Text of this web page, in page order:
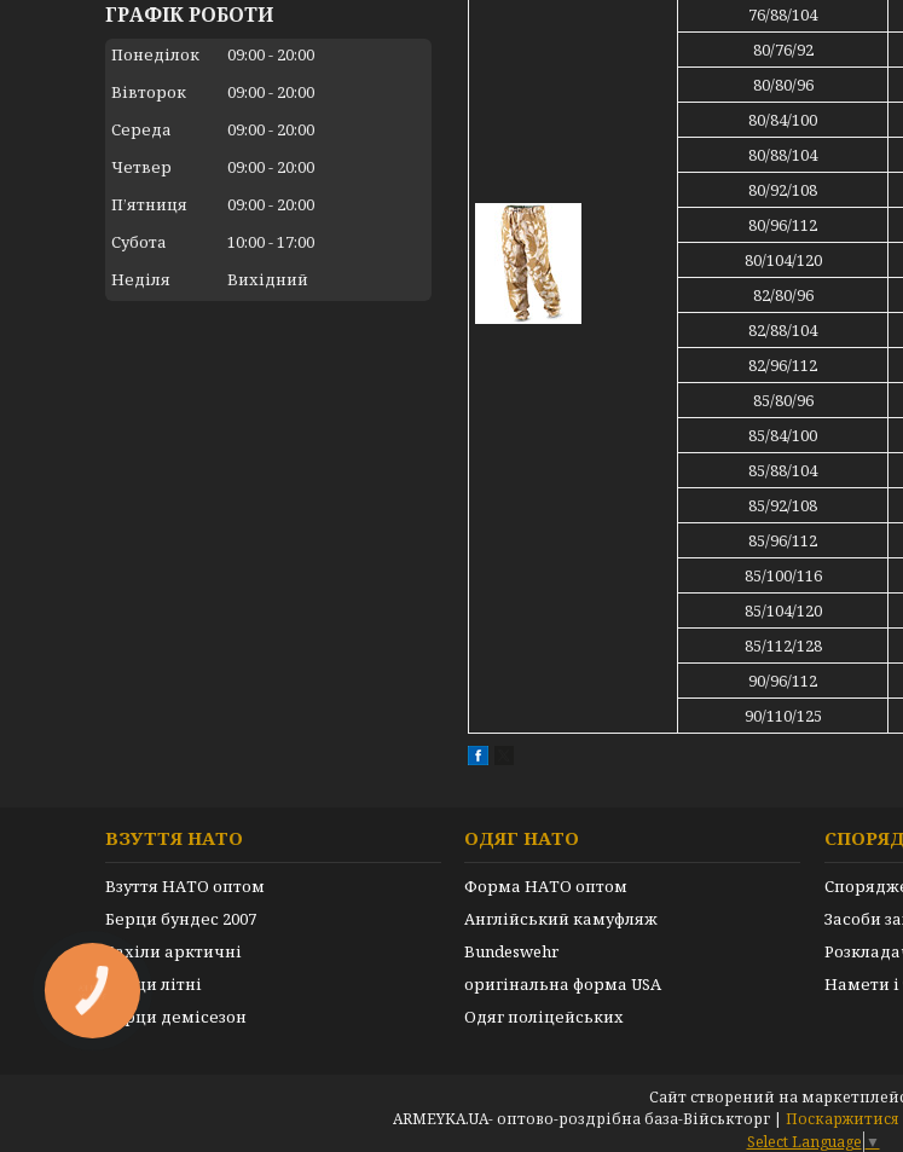
76/88/104
80/76/92
80/80/96
80/84/100
80/88/104
80/92/108
80/96/112
80/104/120
82/80/96
82/88/104
82/96/112
85/80/96
85/84/100
85/88/104
85/92/108
85/96/112
85/100/116
85/104/120
85/112/128
90/96/112
90/110/125
ГРАФІК РОБОТИ
Понеділок 09:00
20:00
Вівторок
09:00
20:00
Середа
09:00
20:00
Четвер
09:00
20:00
Пʼятниця
09:00
20:00
Субота
10:00 17:00
Неділя
Вихідний
ВЗУТТЯ НАТО
Взуття НАТО оптом
Берци бундес 2007
Бахіли арктичні
Берци літні
Берци демісезон
ОДЯГ НАТО
Форма НАТО оптом
Англійський камуфляж
Bundeswehr
оригінальна форма USA
Одяг поліцейських
Засоби
Намети і
Сайт створений на
ARMEYKA.UA- оптово-роздрібна база-Військторг |
Select Language ▼